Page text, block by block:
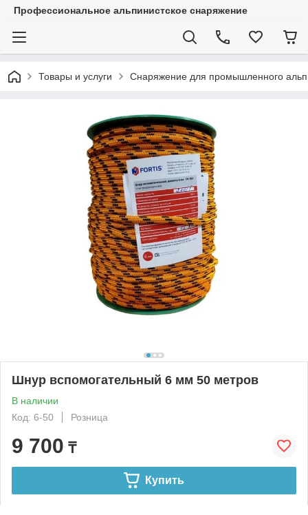
Профессиональное альпинистское снаряжение
Товары и услуги Снаряжение для промышленного
Шнур вспомогательный 6 мм 50 метров
В наличии
Код: 6-50
Розница
9 700 ₸
Купить